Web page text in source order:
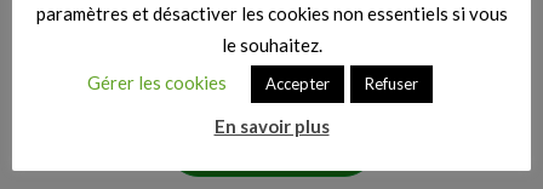
mon véritable avis.
Publier mon avis
paramètres et désactiver les cookies non essentiels si vous
le souhaitez.
Gérer les cookies
Accepter Refuser
En savoir plus